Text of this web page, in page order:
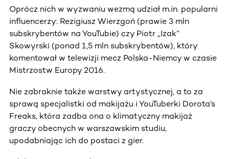
Oprócz nich w wyzwaniu wezmą udział m.in. popularni
influencerzy: Rezigiusz Wierzgoń (prawie 3 mln
subskrybentów na YouTubie) czy Piotr „Izak”
Skowyrski (ponad 1,5 mln subskrybentów), który
komentował w telewizji mecz Polska-Niemcy w czasie
Mistrzostw Europy 2016.
Nie zabraknie także warstwy artystycznej, a to za
sprawą specjalistki od makijażu i YouTuberki Dorota’s
Freaks, która zadba ona o klimatyczny makijaż
graczy obecnych w warszawskim studiu,
upodabniając ich do postaci z gier.